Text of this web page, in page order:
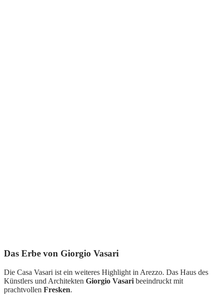
Das Erbe von Giorgio Vasari
Die Casa Vasari ist ein weiteres Highlight in Arezzo. Das Haus des
Künstlers und Architekten Giorgio Vasari beeindruckt mit
prachtvollen Fresken.